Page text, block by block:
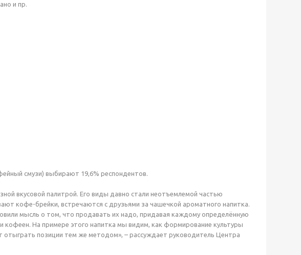
и пр.
смузи) выбирают 19,6% респондентов.
вкусовой палитрой. Его виды давно стали неотъемлемой частью
кофе-брейки, встречаются с друзьями за чашечкой ароматного напитка.
мысль о том, что продавать их надо, придавая каждому определённую
На примере этого напитка мы видим, как формирование культуры
позиции тем же методом», – рассуждает руководитель Центра